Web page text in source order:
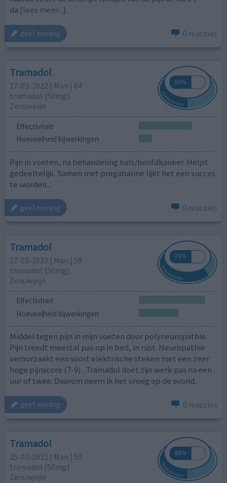
da [lees meer...]
geef mening 0 reacties
Tramadol
27-03-2022 | Man | 64
tramadol (50mg)
Zenuwpijn
Effectiviteit
Hoeveelheid bijwerkingen
Pijn in voeten, na behandeling hals/hoofdkanker. Helpt
gedeeltelijk. Samen met pregabaline lijkt het een succes
te worden...
geef mening 0 reacties
Tramadol
27-03-2022 | Man | 59
tramadol (50mg)
Zenuwpijn
Effectiviteit
Hoeveelheid bijwerkingen
Middel tegen pijn in mijn voeten door polyneuropathie.
Pijn treedt meestal pas op in bed, in rust. Neuropathie
veroorzaakt een soort elektrische steken met een zeer
hoge pijnscore (7-9) . Tramadol doet zijn werk pas na een
uur of twee. Daarom neem ik het vroeg op de avond.
geef mening 0 reacties
Tramadol
25-03-2022 | Man | 59
tramadol (50mg)
Zenuwpijn